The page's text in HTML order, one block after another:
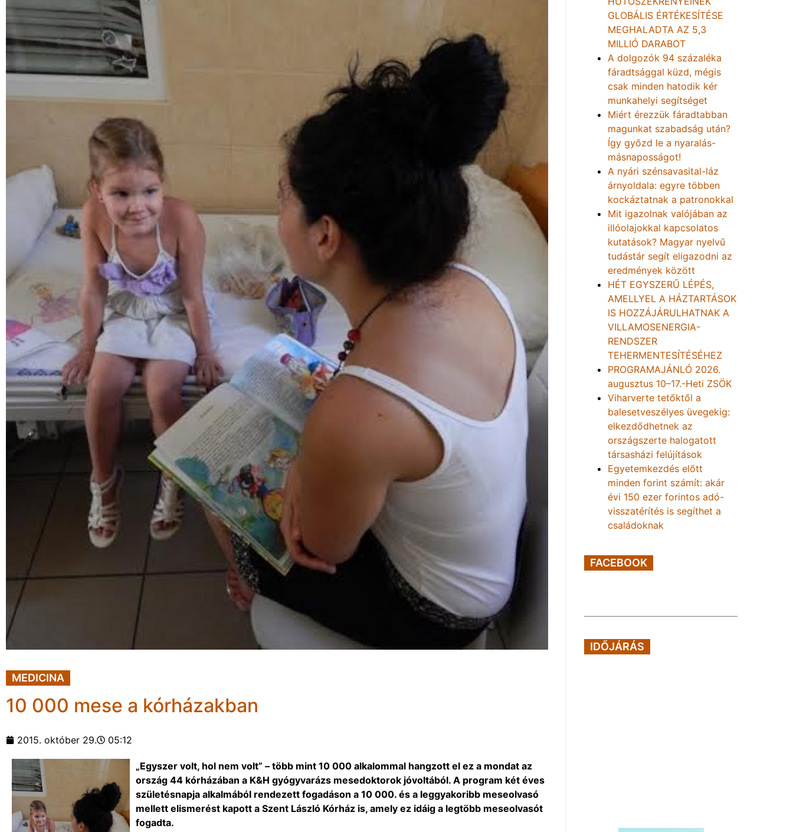
MEDICINA
10 000 mese a kórházakban
2015. október 29. 05:12
„Egyszer volt, hol nem volt” – több mint 10 000 alkalommal hangzott el ez a mondat az
ország 44 kórházában a K&H gyógyvarázs mesedoktorok jóvoltából. A program két éves
születésnapja alkalmából rendezett fogadáson a 10 000. és a leggyakoribb meseolvasó
mellett elismerést kapott a Szent László Kórház is, amely ez idáig a legtöbb meseolvasót
fogadta.
GLOBÁLIS ÉRTÉKESÍTÉSE
MEGHALADTA AZ 5,3
MILLIÓ DARABOT
A dolgozók 94 százaléka
fáradtsággal küzd, mégis
csak minden hatodik kér
munkahelyi segítséget
Miért érezzük fáradtabban
magunkat szabadság után?
Így győzd le a nyaralás-
másnaposságot!
A nyári szénsavasital-láz
árnyoldala: egyre többen
kockáztatnak a patronokkal
Mit igazolnak valójában az
illóolajokkal kapcsolatos
kutatások? Magyar nyelvű
tudástár segít eligazodni az
eredmények között
HÉT EGYSZERŰ LÉPÉS,
AMELLYEL A HÁZTARTÁSOK
IS HOZZÁJÁRULHATNAK A
VILLAMOSENERGIA-
RENDSZER
TEHERMENTESÍTÉSÉHEZ
PROGRAMAJÁNLÓ 2026.
augusztus 10–17.-Heti ZSÖK
Viharverte tetőktől a
balesetveszélyes üvegekig:
elkezdődhetnek az
országszerte halogatott
társasházi felújítások
Egyetemkezdés előtt
minden forint számít: akár
évi 150 ezer forintos adó-
visszatérítés is segíthet a
családoknak
FACEBOOK
IDŐJÁRÁS